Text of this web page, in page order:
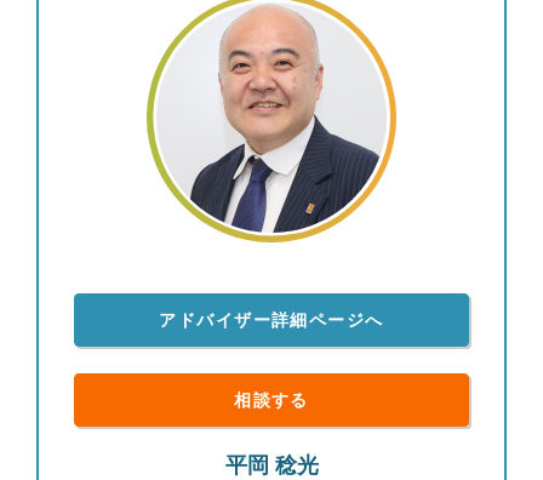
アドバイザー詳細ページへ
相談する
平岡 稔光